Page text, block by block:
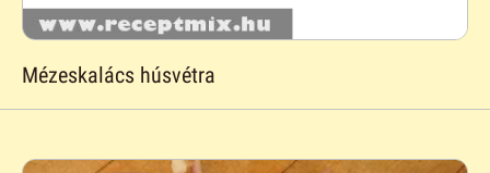
Mézeskalács húsvétra